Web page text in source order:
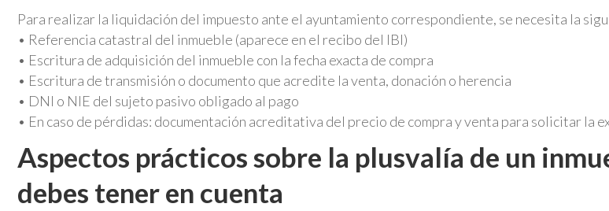
Para realizar la liquidación del impuesto ante el ayuntamiento correspondiente, se necesita la
• Referencia catastral del inmueble (aparece en el recibo del IBI)
• Escritura de adquisición del inmueble con la fecha exacta de compra
• Escritura de transmisión o documento que acredite la venta, donación o herencia
• DNI o NIE del sujeto pasivo obligado al pago
• En caso de pérdidas: documentación acreditativa del precio de compra y venta para solicitar la
Aspectos prácticos sobre la plusvalía de un
debes tener en cuenta